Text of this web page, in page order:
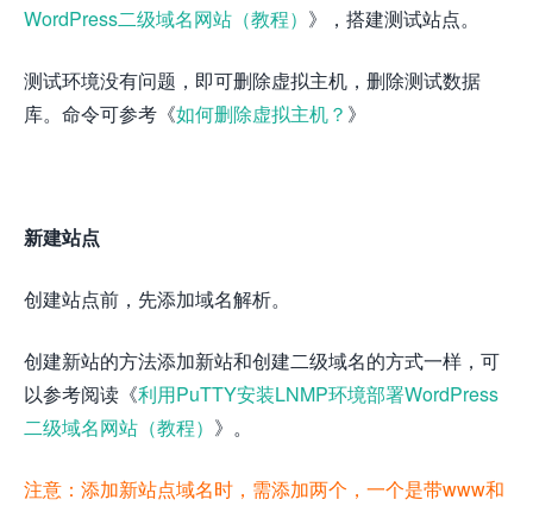
WordPress二级域名网站（教程） 》，搭建测试站点。
测试环境没有问题，即可删除虚拟主机，删除测试数据
库。命令可参考《如何删除虚拟主机？ 》
新建站点
创建站点前，先添加域名解析。
创建新站的方法添加新站和创建二级域名的方式一样，可
以参考阅读《利用PuTTY安装LNMP环境部署WordPress
二级域名网站（教程） 》。
注意：添加新站点域名时，需添加两个，一个是带www和